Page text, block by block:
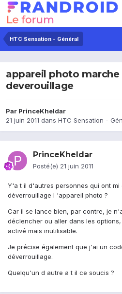
HTC Sensation - Général
appareil photo marche
deverouillage
Par PrinceKheldar
21 juin 2011 dans HTC Sensation -
PrinceKheldar
Posté(e) 21 juin 2011
Y'a t il d'autres personnes qui ont
déverrouillage l 'appareil photo ?
Car il se lance bien, par contre, je
déclencher ou aller dans les
activé mais inutilisable.
Je précise également que j'ai un
déverrouillage.
Quelqu'un d autre a t il ce soucis ?